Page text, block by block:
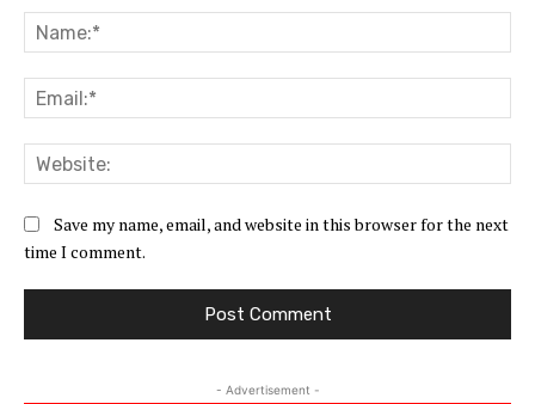
Save my name, email, and website in this browser for the next
time I comment.
- Advertisement -